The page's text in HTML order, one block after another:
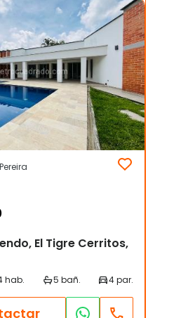
El Tigre Cerritos,